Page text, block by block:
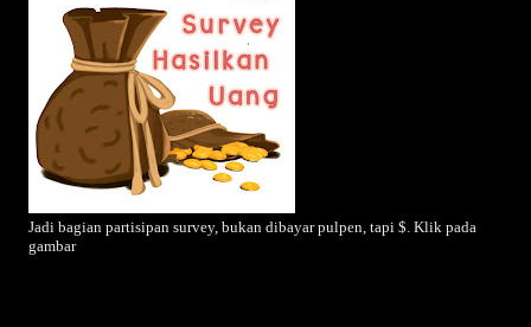
Jadi bagian partisipan survey, bukan dibayar pulpen, tapi $. Klik pada
gambar